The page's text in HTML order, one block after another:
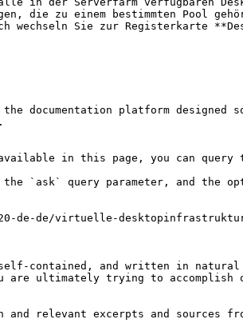
die zu einem bestimmten Pool
wechseln Sie zur Registerkarte
documentation platform designed
in this page, you can query
the `ask` query parameter, and the
de-de/virtuelle-
contained, and written in natural
are ultimately trying to
relevant excerpts and sources